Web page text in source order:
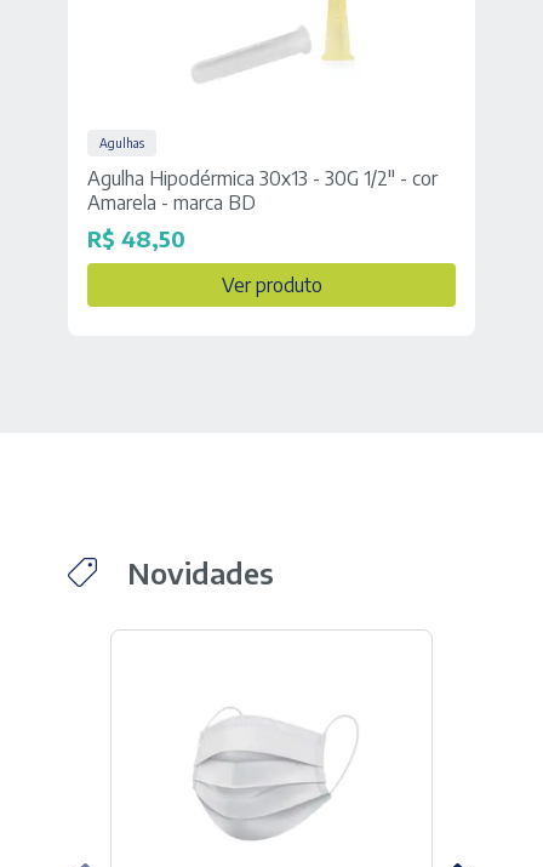
Agulhas
Agulha Hipodérmica 30x13 - 30G 1/2" - cor
Amarela - marca BD
R$ 48,50
Ver produto
Novidades